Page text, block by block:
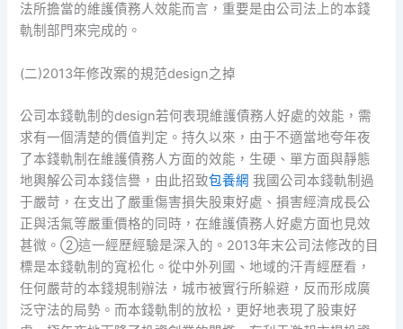
法所擔當的維護債務人效能而言，重要是由公司法上的本錢
軌制部門來完成的。
(二)2013年修改案的規范design之掉
公司本錢軌制的design若何表現維護債務人好處的效能，需
求有一個清楚的價值判定。持久以來，由于不適當地夸年夜
了本錢軌制在維護債務人方面的效能，生硬、單方面與靜態
地輿解公司本錢信譽，由此招致包養網 我國公司本錢軌制過
于嚴苛，在支出了嚴重傷害損失股東好處、損害經濟成長公
正與活氣等嚴重價格的同時，在維護債務人好處方面也見效
甚微。②這一經歷經驗是深入的。2013年末公司法修改的目
標是本錢軌制的寬松化。從中外列國、地域的汗青經歷看，
任何嚴苛的本錢規制辦法，城市被實行所躲避，反而形成廣
泛守法的局勢。而本錢軌制的放松，更好地表現了股東好